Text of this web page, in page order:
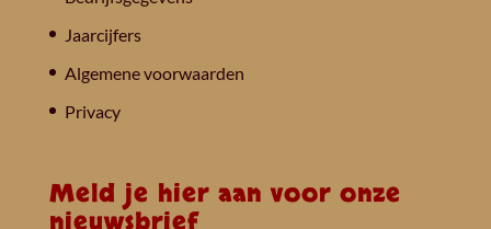
Jaarcijfers
Algemene voorwaarden
Privacy
Meld je hier aan voor onze
nieuwsbrief